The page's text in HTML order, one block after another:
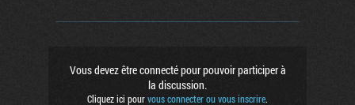
Vous devez être connecté pour pouvoir participer à
la discussion.
Cliquez ici pourvous connecter ou vous inscrire.